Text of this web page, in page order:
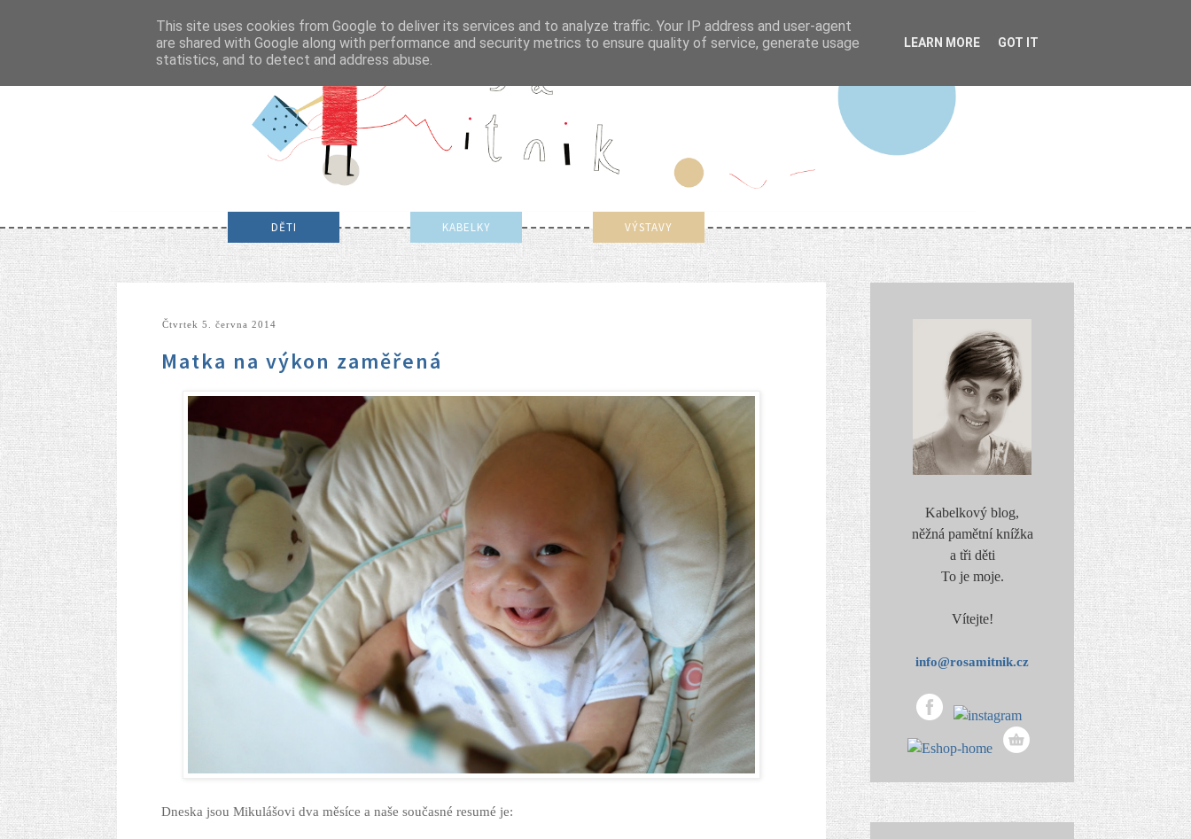
DĚTI KABELKY VÝSTAVY
čtvrtek 5. června 2014
Matka na výkon zaměřená
Dneska jsou Mikulášovi dva měsíce a naše současné resumé je:
Kabelkový blog,
něžná pamětní knížka
a tři děti
To je moje.
Vítejte!
info@rosamitnik.cz
This site uses cookies from Google to deliver its services and to analyze traffic. Your IP address and user-agent
are shared with Google along with performance and security metrics to ensure quality of service, generate usage
statistics, and to detect and address abuse.
LEARN MORE GOT IT